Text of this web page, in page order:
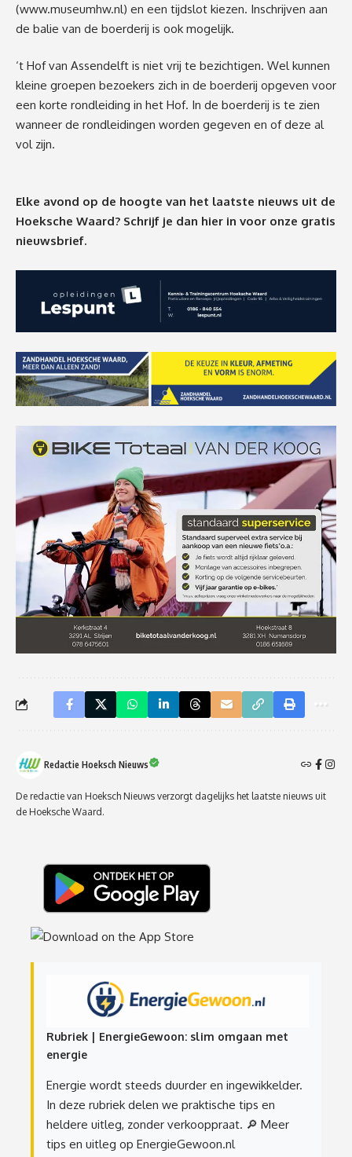
(www.museumhw.nl) en een tijdslot kiezen. Inschrijven aan
de balie van de boerderij is ook mogelijk.
‘t Hof van Assendelft is niet vrij te bezichtigen. Wel kunnen
kleine groepen bezoekers zich in de boerderij opgeven voor
een korte rondleiding in het Hof. In de boerderij is te zien
wanneer de rondleidingen worden gegeven en of deze al
vol zijn.
Elke avond op de hoogte van het laatste nieuws uit de
Hoeksche Waard? Schrijf je dan hier in voor onze gratis
nieuwsbrief.
Redactie Hoeksch Nieuws
De redactie van Hoeksch Nieuws verzorgt dagelijks het laatste nieuws uit
de Hoeksche Waard.
Rubriek | EnergieGewoon: slim omgaan met
energie
Energie wordt steeds duurder en ingewikkelder.
In deze rubriek delen we praktische tips en
heldere uitleg, zonder verkooppraat. 🔎 Meer
tips en uitleg op EnergieGewoon.nl